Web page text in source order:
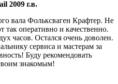
2009 г.в.
вала Фольксваген Крафтер. Не
так оперативно и качественно.
часов. Остался очень доволен.
сервиса и мастерам за
Буду рекомендовать
знакомым!